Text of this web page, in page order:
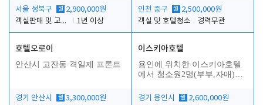
서울 성북구 월 2,900,000원
객실판매 및 고객응대
1년 이상
인천 중구 월 2,500,000원
객실 및 호텔청소
경력무관
호텔오로이
안산시 고잔동 격일제 프론트
경기 안산시 월 3,300,000원
이스키아호텔
용인에 위치한 이스키아호텔
에서 청소원2명(부부,자매)을
경기 용인시
월 2,600,000원